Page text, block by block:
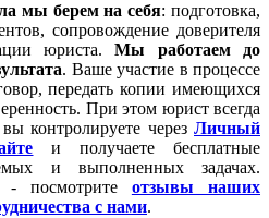
мы берем на себя: подготовка,
сопровождение доверителя
юриста.Мы работаем
до
. Ваше участие в процессе
передать копии имеющихся
При этом юрист всегда
контролируете через Личный
и получаете бесплатные
и выполненных задачах.
- посмотрите отзывы наших
с нами.